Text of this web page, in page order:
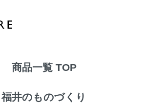
商品一覧 TOP
福井のものづくり